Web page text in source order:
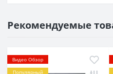
Рекомендуемые
Видео Обзор
Популярный